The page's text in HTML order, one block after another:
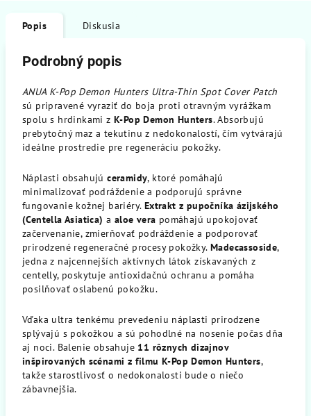
Popis Diskusia
Podrobný popis
ANUA K-Pop Demon Hunters Ultra-Thin Spot Cover Patch
sú pripravené vyraziť do boja proti otravným vyrážkam
spolu s hrdinkami zK-Pop Demon Hunters. Absorbujú
prebytočný maz a tekutinu z nedokonalostí, čím vytvárajú
ideálne prostredie pre regeneráciu pokožky.
Náplasti obsahujúceramidy, ktoré pomáhajú
minimalizovať podráždenie a podporujú správne
fungovanie kožnej bariéry. Extrakt z pupočníka ázijského
(Centella Asiatica) a aloe vera pomáhajú upokojovať
začervenanie, zmierňovať podráždenie a podporovať
prirodzené regeneračné procesy pokožky. Madecassoside,
jedna z najcennejších aktívnych látok získavaných z
centelly, poskytuje antioxidačnú ochranu a pomáha
posilňovať oslabenú pokožku.
Vďaka ultra tenkému prevedeniu náplasti prirodzene
splývajú s pokožkou a sú pohodlné na nosenie počas dňa
aj noci. Balenie obsahuje 11 rôznych dizajnov
inšpirovaných scénami z filmu K-Pop Demon Hunters,
takže starostlivosť o nedokonalosti bude o niečo
zábavnejšia.